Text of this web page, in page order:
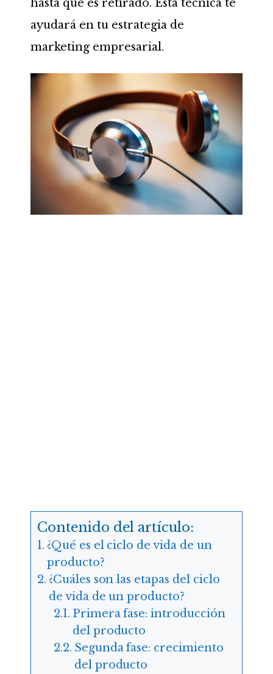
hasta que es retirado. Esta técnica te
ayudará en tu estrategia de
marketing empresarial.
Contenido del artículo:
¿Qué es el ciclo de vida de un
producto?
¿Cuáles son las etapas del ciclo
de vida de un producto?
Primera fase: introducción
del producto
Segunda fase: crecimiento
del producto